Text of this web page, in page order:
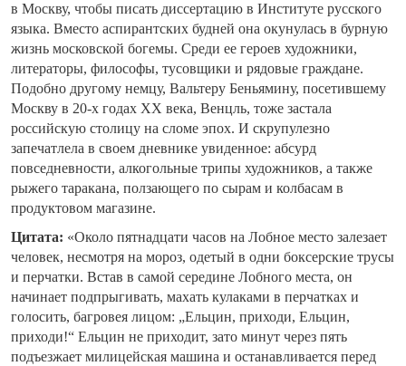
в Москву, чтобы писать диссертацию в Институте русского
языка. Вместо аспирантских будней она окунулась в бурную
жизнь московской богемы. Среди ее героев художники,
литераторы, философы, тусовщики и рядовые граждане.
Подобно другому немцу, Вальтеру Беньямину, посетившему
Москву в 20-х годах ХХ века, Венцль, тоже застала
российскую столицу на сломе эпох. И скрупулезно
запечатлела в своем дневнике увиденное: абсурд
повседневности, алкогольные трипы художников, а также
рыжего таракана, ползающего по сырам и колбасам в
продуктовом магазине.
Цитата: «Около пятнадцати часов на Лобное место залезает
человек, несмотря на мороз, одетый в одни боксерские трусы
и перчатки. Встав в самой середине Лобного места, он
начинает подпрыгивать, махать кулаками в перчатках и
голосить, багровея лицом: „Ельцин, приходи, Ельцин,
приходи!“ Ельцин не приходит, зато минут через пять
подъезжает милицейская машина и останавливается перед